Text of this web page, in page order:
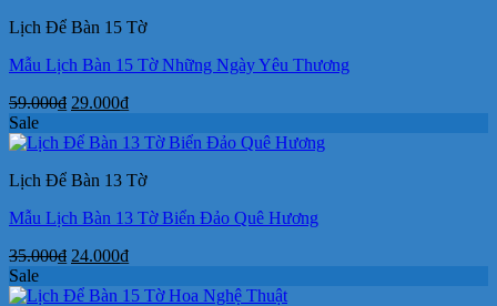
24.000₫.
Lịch Để Bàn 15 Tờ
Mẫu Lịch Bàn 15 Tờ Những Ngày Yêu Thương
59.000₫ Giá
là:
29.000₫Giá
tại
29.000₫.
Sale
Lịch Để Bàn 13 Tờ
Mẫu Lịch Bàn 13 Tờ Biển Đảo Quê Hương
35.000₫ Giá
là:
24.000₫Giá
tại
Sale